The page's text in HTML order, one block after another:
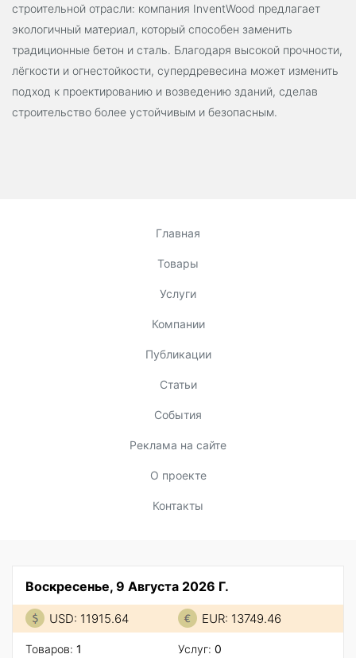
строительной отрасли: компания InventWood предлагает
экологичный материал, который способен заменить
традиционные бетон и сталь. Благодаря высокой прочности,
лёгкости и огнестойкости, супердревесина может изменить
подход к проектированию и возведению зданий, сделав
строительство более устойчивым и безопасным.
Главная
Товары
Услуги
Компании
Публикации
Статьи
События
Реклама на сайте
О проекте
Контакты
Воскресенье, 9 Августа 2026 Г.
USD: 11915.64 EUR: 13749.46
Товаров: 1
Услуг: 0